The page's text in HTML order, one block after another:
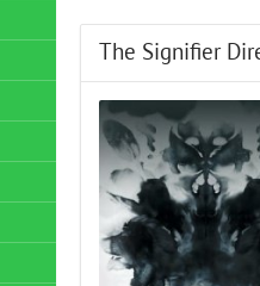
The Signifier